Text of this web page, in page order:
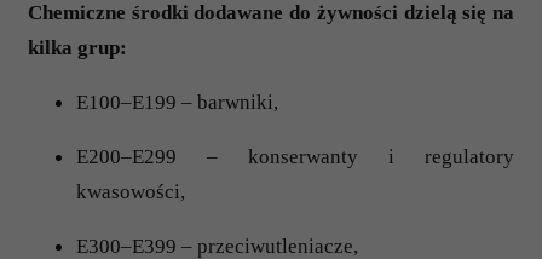
Chemiczne środki dodawane do żywności dzielą się na
kilka grup:
E100–E199 – barwniki,
E200–E299 – konserwanty i regulatory
kwasowości,
E300–E399 – przeciwutleniacze,